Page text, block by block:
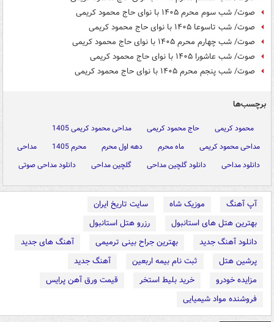
صوت/ شب سوم محرم ۱۴۰۵ با نوای حاج محمود کریمی
صوت/ شب تاسوعا ۱۴۰۵ با نوای حاج محمود کریمی
صوت/ شب چهارم محرم ۱۴۰۵ با نوای حاج محمود کریمی
صوت/ شب عاشورا ۱۴۰۵ با نوای حاج محمود کریمی
صوت/ شب پنجم محرم ۱۴۰۵ با نوای حاج محمود کریمی
برچسب‌ها
محمود کریمی حاج محمود کریمی
مداحی محمود کریمی 1405
مداحی محمود کریمی
ماه محرم دهه اول محرم محرم 1405
مداحی
دانلود مداحی
دانلود گلچین مداحی گلچین مداحی دانلود مداحی صوتی
آپ آهنگ موزیک شاه
سایت تاریخ ایران
بهترین هتل های استانبول
رزرو هتل استانبول
دانلود آهنگ جدید
بهترین جراح بینی ترمیمی
آهنگ های جدید
پرشین هتل
ثبت نام بیمه اربعین
آهنگ جدید
مزایده خودرو
خرید بلیط استخر
قیمت ورق آهن پرایس
فروشنده مواد شیمیایی